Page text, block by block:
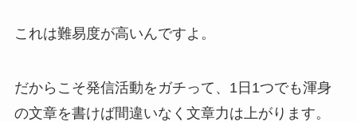
これは難易度が高いんですよ。
だからこそ発信活動をガチって、1日1つでも渾身
の文章を書けば間違いなく文章力は上がります。